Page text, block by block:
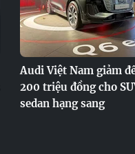
Audi Việt Nam giảm
200 triệu đồng cho
sedan hạng sang